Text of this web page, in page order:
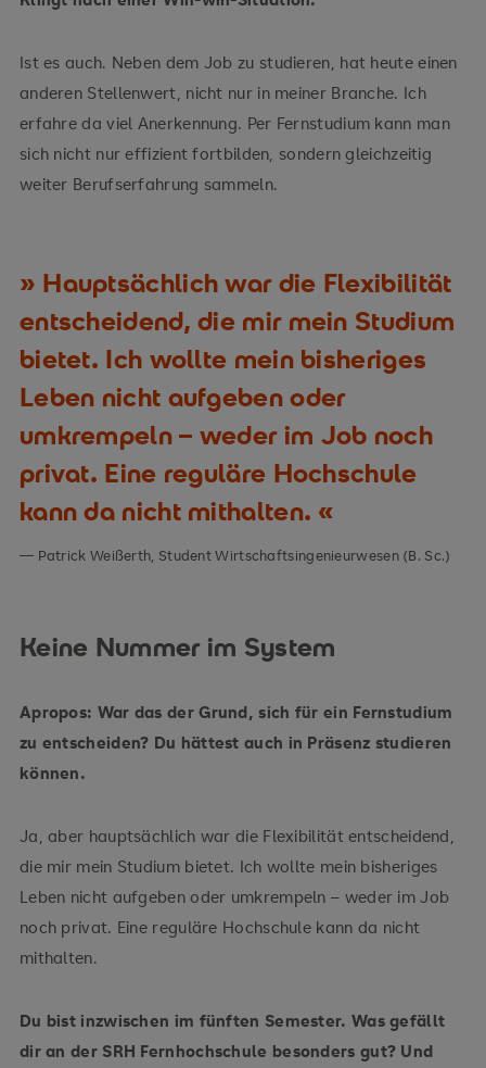
Ist es auch. Neben dem Job zu studieren, hat heute einen
anderen Stellenwert, nicht nur in meiner Branche. Ich
erfahre da viel Anerkennung. Per Fernstudium kann man
sich nicht nur effizient fortbilden, sondern gleichzeitig
weiter Berufserfahrung sammeln.
Hauptsächlich war die Flexibilität
entscheidend, die mir mein Studium
bietet. Ich wollte mein bisheriges
Leben nicht aufgeben oder
umkrempeln – weder im Job noch
privat. Eine reguläre Hochschule
kann da nicht mithalten.
Patrick Weißerth, Student Wirtschaftsingenieurwesen (B. Sc.)
Keine Nummer im System
Apropos: War das der Grund, sich für ein Fernstudium
zu entscheiden? Du hättest auch in Präsenz studieren
können.
Ja, aber hauptsächlich war die Flexibilität entscheidend,
die mir mein Studium bietet. Ich wollte mein bisheriges
Leben nicht aufgeben oder umkrempeln – weder im Job
noch privat. Eine reguläre Hochschule kann da nicht
mithalten.
Du bist inzwischen im fünften Semester. Was gefällt
dir an der SRH Fernhochschule besonders gut? Und